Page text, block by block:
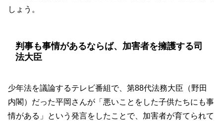
しょう。
判事も事情があるならば、加害者を擁護する司
法大臣
少年法を議論するテレビ番組で、第88代法務大臣（野田
内閣）だった平岡さんが「悪いことをした子供たちにも事
情がある」という発言をしたことで、加害者が育てられて